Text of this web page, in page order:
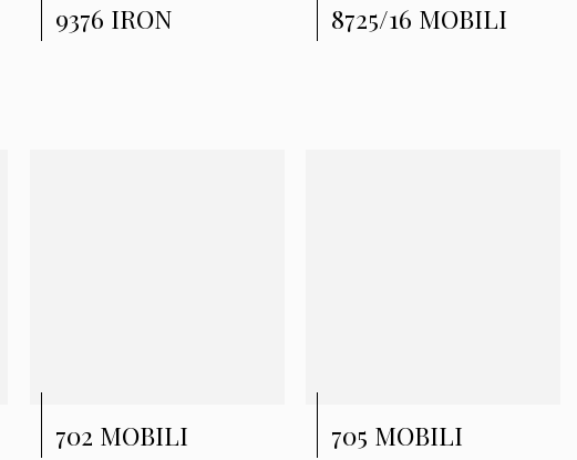
9376 IRON 8725/16 MOBILI
702 MOBILI 705 MOBILI